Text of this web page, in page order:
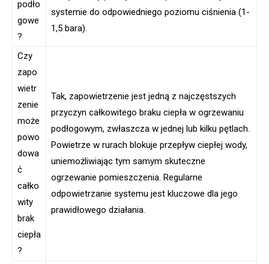
podło
gowe
?
systemie do odpowiedniego poziomu ciśnienia (1-
1,5 bara).
Czy
zapo
wietr
zenie
może
powo
dowa
ć
całko
wity
brak
ciepła
?
Tak, zapowietrzenie jest jedną z najczęstszych
przyczyn całkowitego braku ciepła w ogrzewaniu
podłogowym, zwłaszcza w jednej lub kilku pętlach.
Powietrze w rurach blokuje przepływ ciepłej wody,
uniemożliwiając tym samym skuteczne
ogrzewanie pomieszczenia. Regularne
odpowietrzanie systemu jest kluczowe dla jego
prawidłowego działania.